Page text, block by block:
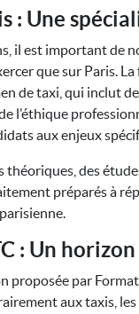
: Une
il est important de
que sur Paris.
de taxi, qui inclut
l’éthique
aux enjeux
théoriques, des
préparés à
parisienne.
: Un
proposée par
aux taxis,